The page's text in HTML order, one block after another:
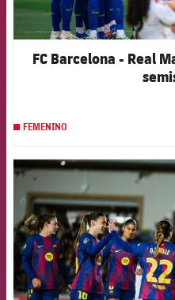
FC Barcelona - Real
FEMENINO